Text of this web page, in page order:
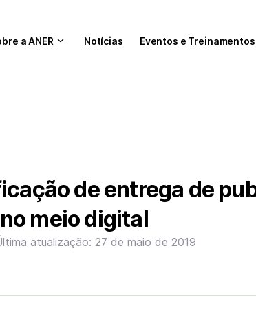
a ANER Notícias Eventos e Treinamentos
de entrega de
meio digital
atualização: 27 de maio de 2019